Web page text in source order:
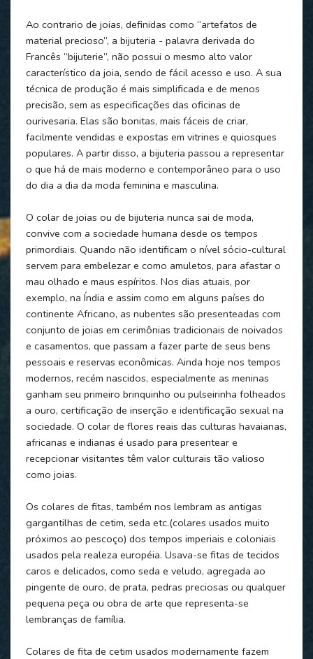
Ao contrario de joias, definidas como “artefatos de
material precioso”, a bijuteria - palavra derivada do
Francês “bijuterie”, não possui o mesmo alto valor
característico da joia, sendo de fácil acesso e uso. A sua
técnica de produção é mais simplificada e de menos
precisão, sem as especificações das oficinas de
ourivesaria. Elas são bonitas, mais fáceis de criar,
facilmente vendidas e expostas em vitrines e quiosques
populares. A partir disso, a bijuteria passou a representar
o que há de mais moderno e contemporâneo para o uso
do dia a dia da moda feminina e masculina.
O colar de joias ou de bijuteria nunca sai de moda,
convive com a sociedade humana desde os tempos
primordiais. Quando não identificam o nível sócio-cultural
servem para embelezar e como amuletos, para afastar o
mau olhado e maus espíritos. Nos dias atuais, por
exemplo, na Índia e assim como em alguns países do
continente Africano, as nubentes são presenteadas com
conjunto de joias em cerimônias tradicionais de noivados
e casamentos, que passam a fazer parte de seus bens
pessoais e reservas econômicas. Ainda hoje nos tempos
modernos, recém nascidos, especialmente as meninas
ganham seu primeiro brinquinho ou pulseirinha folheados
a ouro, certificação de inserção e identificação sexual na
sociedade. O colar de flores reais das culturas havaianas,
africanas e indianas é usado para presentear e
recepcionar visitantes têm valor culturais tão valioso
como joias.
Os colares de fitas, também nos lembram as antigas
gargantilhas de cetim, seda etc.(colares usados muito
próximos ao pescoço) dos tempos imperiais e coloniais
usados pela realeza européia. Usava-se fitas de tecidos
caros e delicados, como seda e veludo, agregada ao
pingente de ouro, de prata, pedras preciosas ou qualquer
pequena peça ou obra de arte que representa-se
lembranças de família.
Colares de fita de cetim usados modernamente fazem